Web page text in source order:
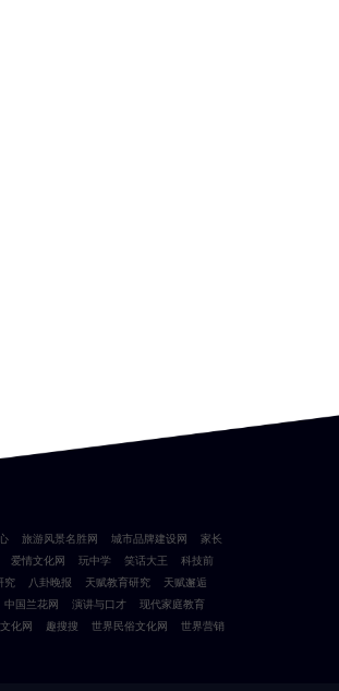
旅游风景名胜网 城市品牌建设网
家长
爱情文化网 玩中学 笑话大王
科技前
究 八卦晚报 天赋教育研究
天赋邂逅
中国兰花网 演讲与口才
现代家庭教育
化网 趣搜搜 世界民俗文化网
世界营销